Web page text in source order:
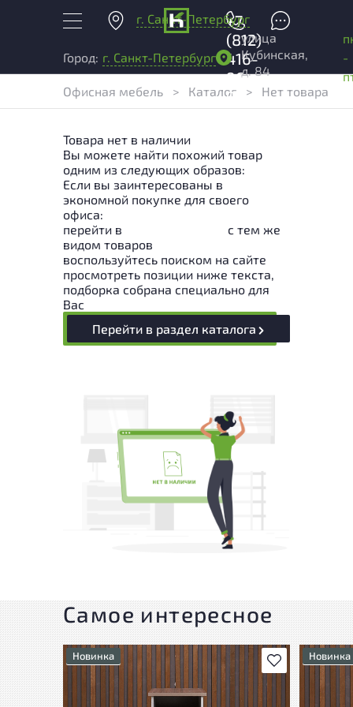
г. Санкт-Петербург
+7
(812)
416-
96-
99
Город: г. Санкт-Петербург
улица
Кубинская,
д. 84
-
Офисная мебель
> Каталог > Нет товара
Товара нет в наличии
Вы можете найти похожий товар
одним из следующих образов:
Если вы заинтересованы в
экономной покупке для своего
офиса:
перейти в
с тем же
видом товаров
воспользуйтесь поиском на сайте
просмотреть позиции ниже текста,
подборка собрана специально для
Вас
Перейти в раздел каталога
Самое интересное
В избранное
Новинка Новинка